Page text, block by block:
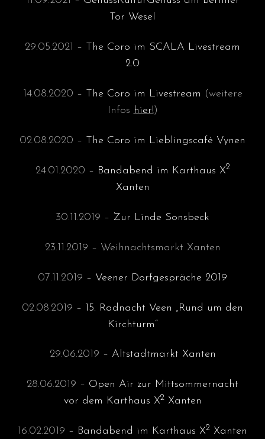
Tor Wesel
29.05.2021 –
The Coro im SCALA Livestream
2.0
14.08.2020 – The Coro im Livestream (weitere
Infos hier!)
02.08.2020 – The Coro im Lieblingscafé Vynen
24.01.2020 – Bandabend im Karthaus X2
Xanten
30.11.2019 – Zur Linde Sonsbeck
23.11.2019 – Weihnachtsmarkt Xanten
07.11.2019 – Veener Dorfgespräche 2019
02.08.2019 – 15. Radnacht Veen „Rund um den
Kirchturm“
29.06.2019 – Altstadtmarkt Xanten
28.06.2019 – Open Air zur Mittsommernacht
vor dem Karthaus X2Xanten
16.02.2019 – Bandabend im Karthaus X2 Xanten